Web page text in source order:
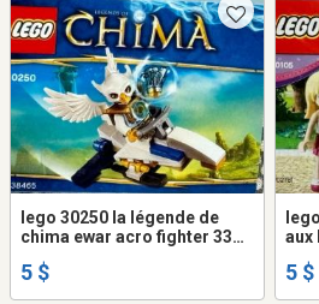
lego 30250 la légende de
chima ewar acro fighter 33
5 $
aux
5 $